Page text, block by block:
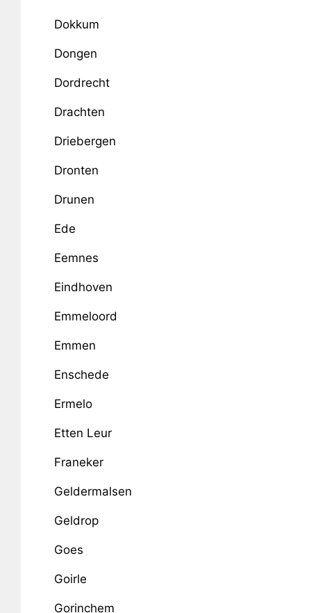
Dokkum
Dongen
Dordrecht
Drachten
Driebergen
Dronten
Drunen
Ede
Eemnes
Eindhoven
Emmeloord
Emmen
Enschede
Ermelo
Etten Leur
Franeker
Geldermalsen
Geldrop
Goes
Goirle
Gorinchem